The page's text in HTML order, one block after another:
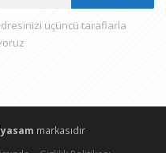
üçüncü taraflarla
markasıdır